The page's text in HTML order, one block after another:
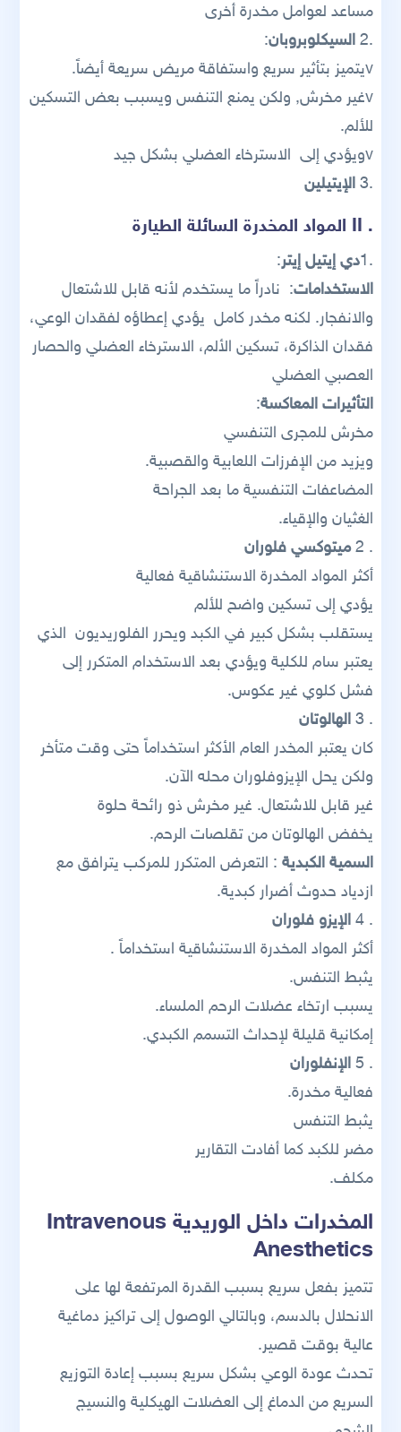
مساعد لعوامل مخدرة أخرى
.2
السيكلوبروبان:
vيتميز بتأثير سريع واستفاقة مريض سريعة أيضاً.
vغير مخرش, ولكن يمنع التنفس ويسبب بعض التسكين
للألم.
vويؤدي إلى الاسترخاء العضلي بشكل جيد
.3
الإيتيلين
. II المواد المخدرة السائلة الطيارة
.1 دي إيتيل إيتر:
الاستخدامات: نادراً ما يستخدم لأنه قابل للاشتعال
والانفجار. لكنه مخدر كامل يؤدي إعطاؤه لفقدان الوعي،
فقدان الذاكرة، تسكين الألم، الاسترخاء العضلي والحصار
العصبي العضلي
التأثيرات المعاكسة:
مخرش للمجرى التنفسي
ويزيد من الإفرزات اللعابية والقصبية.
المضاعفات التنفسية ما بعد الجراحة
الغثيان والإقياء.
. 2
ميتوكسي فلوران
أكثر المواد المخدرة الاستنشاقية فعالية
يؤدي إلى تسكين واضح للألم
يستقلب بشكل كبير في الكبد ويحرر الفلوريديون الذي
يعتبر سام للكلية ويؤدي بعد الاستخدام المتكرر إلى
فشل كلوي غير عكوس.
. 3
الهالوتان
كان يعتبر المخدر العام الأكثر استخداماً حتى وقت متأخر
ولكن يحل الإيزوفلوران محله الآن.
غير قابل للاشتعال. غير مخرش ذو رائحة حلوة
يخفض الهالوتان من تقلصات الرحم.
السمية الكبدية : التعرض المتكرر للمركب يترافق مع
ازدياد حدوث أضرار كبدية.
. 4
الإيزو فلوران
أكثر المواد المخدرة الاستنشاقية استخداماً .
يثبط التنفس.
يسبب ارتخاء عضلات الرحم الملساء.
إمكانية قليلة لإحداث التسمم الكبدي.
. 5
الإنفلوران
فعالية مخدرة.
يثبط التنفس
مضر للكبد كما أفادت التقارير
مكلف.
المخدرات داخل الوريدية Intravenous
Anesthetics
تتميز بفعل سريع بسبب القدرة المرتفعة لها على
الانحلال بالدسم، وبالتالي الوصول إلى تراكيز دماغية
عالية بوقت قصير.
تحدث عودة الوعي بشكل سريع بسبب إعادة التوزيع
السريع من الدماغ إلى العضلات الهيكلية والنسيج